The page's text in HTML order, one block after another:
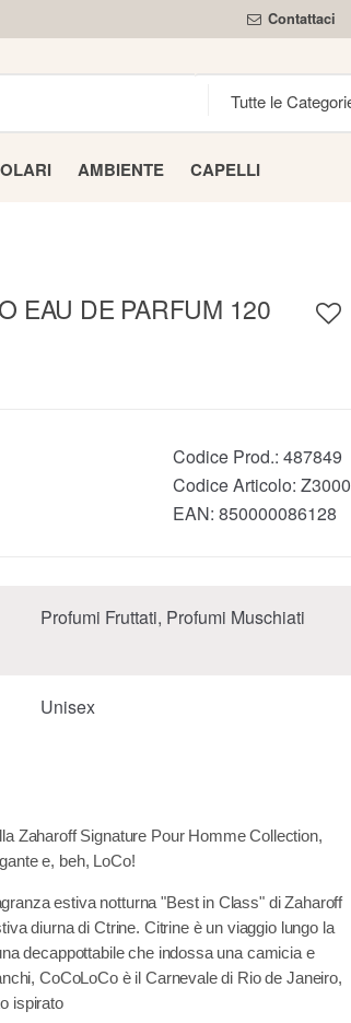
Contattaci
AMBIENTE CAPELLI
EAU DE PARFUM 120
Codice Prod.: 487849
Codice Articolo: Z3000
EAN: 850000086128
Profumi Fruttati, Profumi Muschiati
Unisex
Zaharoff Signature Pour Homme Collection,
e, beh, LoCo!
estiva notturna "Best in Class" di Zaharoff
diurna di Ctrine. Citrine è un viaggio lungo la
decappottabile che indossa una camicia e
CoCoLoCo è il Carnevale di Rio de Janeiro,
ispirato